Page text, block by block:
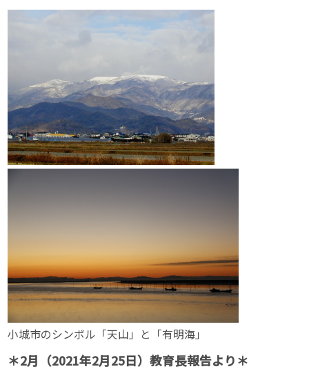
小城市のシンボル「天山」と「有明海」
＊2月（2021年2月25日）教育長報告より＊